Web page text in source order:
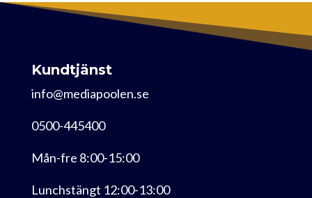
Kundtjänst
info@mediapoolen.se
0500-445400
Mån-fre 8:00-15:00
Lunchstängt 12:00-13:00